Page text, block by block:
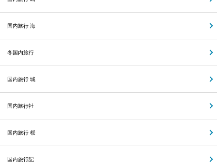
国内旅行 海
冬国内旅行
国内旅行 城
国内旅行社
国内旅行 桜
国内旅行記